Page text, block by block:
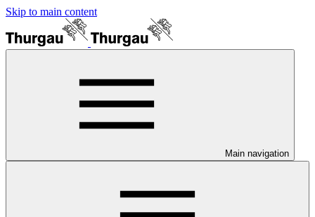
Skip to main content
Main navigation